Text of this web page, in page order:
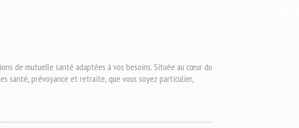
de mutuelle santé adaptées à vos besoins. Située au cœur du
santé, prévoyance et retraite, que vous soyez particulier,